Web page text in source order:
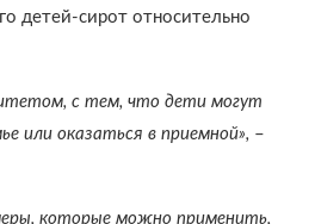
детей-сирот относительно
с тем, что дети могут
или оказаться в приемной», –
которые можно применить,